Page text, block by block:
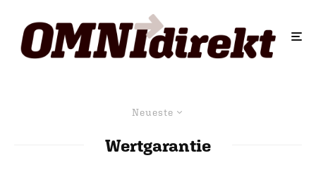
Neueste
Wertgarantie